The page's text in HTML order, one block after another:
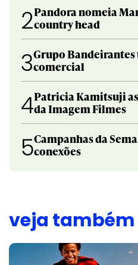
2Pandora nomeia
country head
3Grupo
comercial
4Patricia Kamitsuji
da Imagem Filmes
5Campanhas da
conexões
veja também